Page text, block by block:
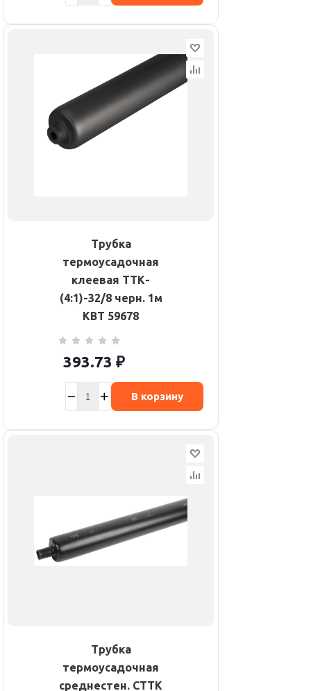
Трубка
термоусадочная
клеевая ТТК-
(4:1)-32/8 черн. 1м
КВТ 59678
393.73 ₽
В корзину
Трубка
термоусадочная
среднестен. СТТК